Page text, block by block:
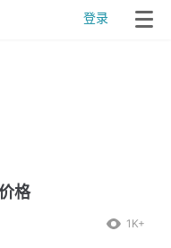
登录
格
1K+